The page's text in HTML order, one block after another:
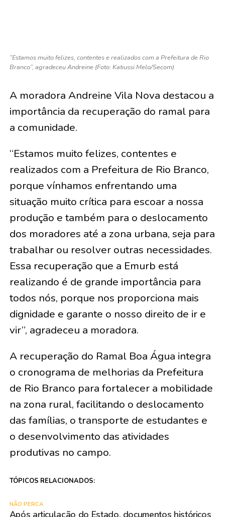
“Estamos muito felizes, contentes e realizados com a Prefeitura de Rio
Branco”, agradeceu Andreine (Foto: Katiussi Melo/Secom)
A moradora Andreine Vila Nova destacou a
importância da recuperação do ramal para
a comunidade.
“Estamos muito felizes, contentes e
realizados com a Prefeitura de Rio Branco,
porque vínhamos enfrentando uma
situação muito crítica para escoar a nossa
produção e também para o deslocamento
dos moradores até a zona urbana, seja para
trabalhar ou resolver outras necessidades.
Essa recuperação que a Emurb está
realizando é de grande importância para
todos nós, porque nos proporciona mais
dignidade e garante o nosso direito de ir e
vir”, agradeceu a moradora.
A recuperação do Ramal Boa Água integra
o cronograma de melhorias da Prefeitura
de Rio Branco para fortalecer a mobilidade
na zona rural, facilitando o deslocamento
das famílias, o transporte de estudantes e
o desenvolvimento das atividades
produtivas no campo.
TÓPICOS RELACIONADOS:
NÃO PERCA